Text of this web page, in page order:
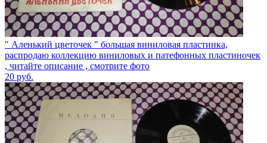
" Аленький цветочек " большая виниловая пластинка,
распродаю коллекцию виниловых и патефонных пластиночек
, читайте описание , смотрите фото
20 руб.